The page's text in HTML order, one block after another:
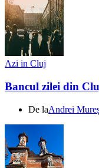
Azi in Cluj
Bancul zilei din
De laAndrei